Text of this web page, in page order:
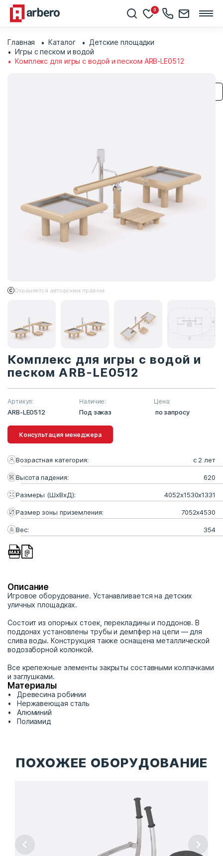
0
Главная Каталог
Детские площадки
Игры с песком и водой
Комплекс для игры с водой и песком ARB-LE0512
Охраняется авторским правом
Комплекс для игры с водой и
песком ARB-LE0512
Артикул:
ARB-LE0512
Наличие:
Под заказ
Цена:
по запросу
Консультация менеджера
Возрастная категория: с 2 лет
Высота падения: 620
Размеры (ШхВхД): 4052x1530x1331
Размер зоны приземления: 7052x4530
Вес: 354
Описание
Игровое оборудование. Устанавливается на детских
уличных площадках.
Состоит из опорных стоек, перекладины и поддонов. В
поддонах установлены трубы и демпфер на цепи — для
слива воды. Конструкция также оснащена металлической
водозаборной колонкой.
Все крепежные элементы закрыты составными колпачками
и заглушками.
Материалы
Древесина робинии
Нержавеющая сталь
Алюминий
Полиамид
ПОХОЖЕЕ ОБОРУДОВАНИЕ